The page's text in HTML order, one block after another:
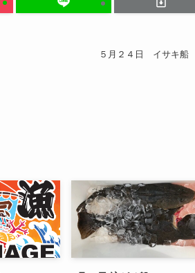
５月２４日 イサキ船